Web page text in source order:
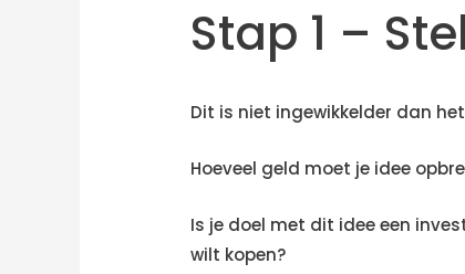
Stap 1 –
Dit is niet ingewikkelder dan
Hoeveel geld moet je idee
Is je doel met dit idee een
wilt kopen?